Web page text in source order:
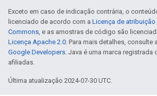
Exceto em caso de indicação contrária, o
licenciado de acordo com a Licença de atribuição
Commons, e as amostras de código são
Licença Apache 2.0. Para mais detalhes, consulte
Google Developers. Java é uma marca registrada
afiliadas.
Última atualização 2024-07-30 UTC.